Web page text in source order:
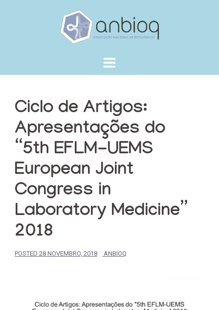
Ciclo de Artigos:
Apresentações do
“5th EFLM-UEMS
European Joint
Congress in
Laboratory Medicine”
2018
POSTED 28 NOVEMBRO, 2018 ANBIOQ